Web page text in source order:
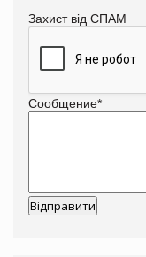
Захист від СПАМ
Сообщение*